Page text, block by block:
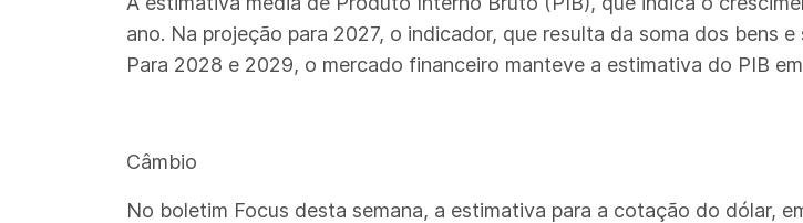
ano. Na projeção para 2027, o indicador, que resulta da soma dos bens
Para 2028 e 2029, o mercado financeiro manteve a estimativa do PIB
Câmbio
No boletim Focus desta semana, a estimativa para a cotação do dólar,